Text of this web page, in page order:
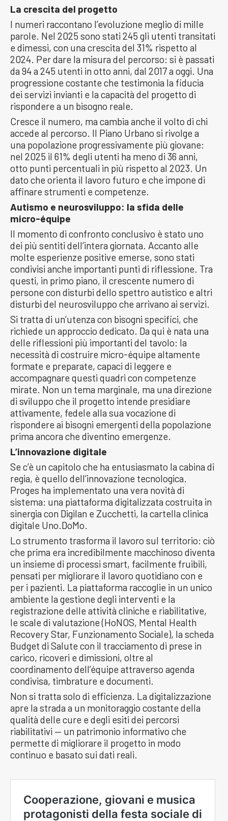
La crescita del progetto
I numeri raccontano l’evoluzione meglio di mille
parole. Nel 2025 sono stati 245 gli utenti transitati
e dimessi, con una crescita del 31% rispetto al
2024. Per dare la misura del percorso: si è passati
da 94 a 245 utenti in otto anni, dal 2017 a oggi. Una
progressione costante che testimonia la fiducia
dei servizi invianti e la capacità del progetto di
rispondere a un bisogno reale.
Cresce il numero, ma cambia anche il volto di chi
accede al percorso. Il Piano Urbano si rivolge a
una popolazione progressivamente più giovane:
nel 2025 il 61% degli utenti ha meno di 36 anni,
otto punti percentuali in più rispetto al 2023. Un
dato che orienta il lavoro futuro e che impone di
affinare strumenti e competenze.
Autismo e neurosviluppo: la sfida delle
micro-équipe
Il momento di confronto conclusivo è stato uno
dei più sentiti dell’intera giornata. Accanto alle
molte esperienze positive emerse, sono stati
condivisi anche importanti punti di riflessione. Tra
questi, in primo piano, il crescente numero di
persone con disturbi dello spettro autistico e altri
disturbi del neurosviluppo che arrivano ai servizi.
Si tratta di un’utenza con bisogni specifici, che
richiede un approccio dedicato. Da qui è nata una
delle riflessioni più importanti del tavolo: la
necessità di costruire micro-équipe altamente
formate e preparate, capaci di leggere e
accompagnare questi quadri con competenze
mirate. Non un tema marginale, ma una direzione
di sviluppo che il progetto intende presidiare
attivamente, fedele alla sua vocazione di
rispondere ai bisogni emergenti della popolazione
prima ancora che diventino emergenze.
L’innovazione digitale
Se c’è un capitolo che ha entusiasmato la cabina di
regia, è quello dell’innovazione tecnologica.
Proges ha implementato una vera novità di
sistema: una piattaforma digitalizzata costruita in
sinergia con Digilan e Zucchetti, la cartella clinica
digitale Uno.DoMo.
Lo strumento trasforma il lavoro sul territorio: ciò
che prima era incredibilmente macchinoso diventa
un insieme di processi smart, facilmente fruibili,
pensati per migliorare il lavoro quotidiano con e
per i pazienti. La piattaforma raccoglie in un unico
ambiente la gestione degli interventi e la
registrazione delle attività cliniche e riabilitative,
le scale di valutazione (HoNOS, Mental Health
Recovery Star, Funzionamento Sociale), la scheda
Budget di Salute con il tracciamento di prese in
carico, ricoveri e dimissioni, oltre al
coordinamento dell’équipe attraverso agenda
condivisa, timbrature e documenti.
Non si tratta solo di efficienza. La digitalizzazione
apre la strada a un monitoraggio costante della
qualità delle cure e degli esiti dei percorsi
riabilitativi — un patrimonio informativo che
permette di migliorare il progetto in modo
continuo e basato sui dati reali.